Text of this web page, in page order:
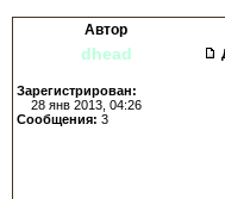
Автор
dhead
Зарегистрирован:
28 янв 2013, 04:26
Сообщения: 3